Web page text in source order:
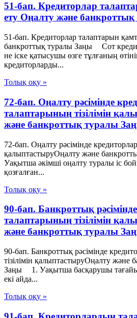
51-бап. Кредиторлар
ету Оңалту және
51-бап. Кредиторлар талаптарын
банкроттық туралы Заңы Сот
не iске қатысушы өзге тұлғаның
кредиторларды...
Толық оқу »
72-бап. Оңалту рәсімінде
талаптарының тізілімін
және банкроттық туралы
72-бап. Оңалту рәсімінде
қалыптастыруОңалту және
Уақытша әкімші оңалту туралы іс
қозғалған...
Толық оқу »
90-бап. Банкроттық
талаптарының тізілімін
және банкроттық туралы
90-бап. Банкроттық рәсімінде
тізілімін қалыптастыруОңалту және
Заңы 1. Уақытша басқарушы
екі айда...
Толық оқу »